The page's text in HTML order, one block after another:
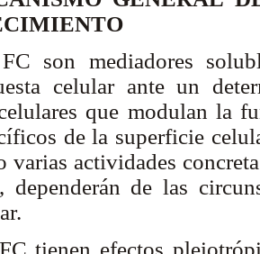
son mediadores
celular ante un
que modulan la
de la superficie
varias actividades
dependerán de las